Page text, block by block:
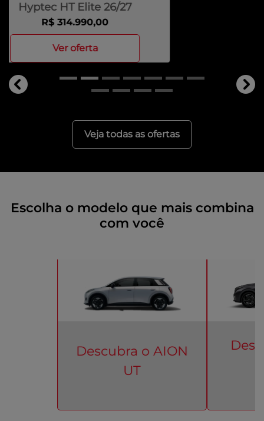
Aion UT Elite 26/27
R$ 159.990,00
templates.template-
Veja todas as ofertas
Escolha o modelo que mais combina
com você
Descubra o AION
UT